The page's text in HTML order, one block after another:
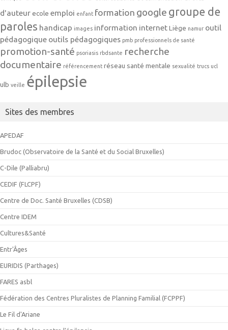
d'auteur ecole emploi enfant formation google groupe de
paroles handicap images information internet Liège namur outil
pédagogique outils pédagogiques pmb professionnels de santé
promotion-santé psoriasis rbdsante recherche
documentaire référencement réseau santé mentale sexualité trucs ucl
ulb veille épilepsie
Sites des membres
APEDAF
Brudoc (Observatoire de la Santé et du Social Bruxelles)
C-Dile (Palliabru)
CEDIF (FLCPF)
Centre de Doc. Santé Bruxelles (CDSB)
Centre IDEM
Cultures&Santé
Entr'Âges
EURIDIS (Parthages)
FARES asbl
Fédération des Centres Pluralistes de Planning Familial (FCPPF)
Le Fil d'Ariane